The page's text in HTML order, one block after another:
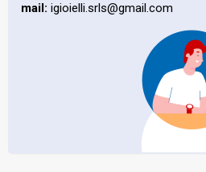
mail: igioielli.srls@gmail.com